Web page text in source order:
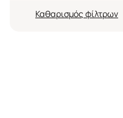
Καθαρισμός